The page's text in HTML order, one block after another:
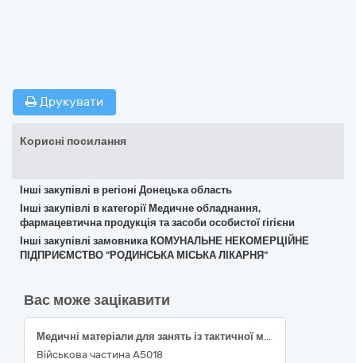
Друкувати
Корисні посилання
Інші закупівлі в регіоні Донецька область
Інші закупівлі в категорії Медичне обладнання,
фармацевтична продукція та засоби особистої гігієни
Інші закупівлі замовника КОМУНАЛЬНЕ НЕКОМЕРЦІЙНЕ
ПІДПРИЄМСТВО "РОДИНСЬКА МІСЬКА ЛІКАРНЯ"
Вас може зацікавити
Медичні матеріали для занять із тактичної медицини (згідно коду ДК 021:2015: 33140000-3 — Медичні матеріали)
Військова частина А5018